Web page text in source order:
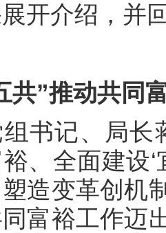
开介绍，并
共”推动共同
书记、局长
、全面建设
造变革创机
富裕工作迈